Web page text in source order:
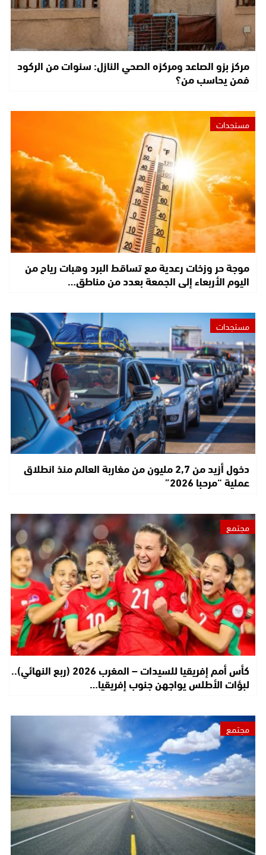
مركز بزو الصاعد ومركزه الصحي النازل: سنوات من الركود
فمن يحاسب من؟
مستجدات
موجة حر وزخات رعدية مع تساقط البرد وهبات رياح من
اليوم الأربعاء إلى الجمعة بعدد من مناطق…
مستجدات
دخول أزيد من 2,7 مليون من مغاربة العالم منذ انطلاق
عملية “مرحبا 2026”
مجتمع
كأس أمم إفريقيا للسيدات – المغرب 2026 (ربع النهائي)..
لبؤات الأطلس يواجهن جنوب إفريقيا…
مجتمع